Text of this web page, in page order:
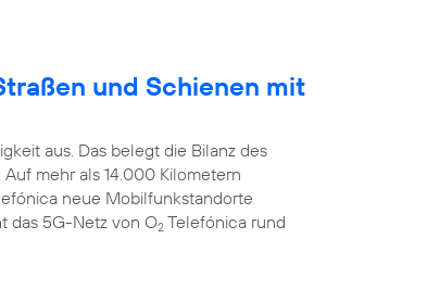
und Schienen mit
aus. Das belegt die Bilanz des
mehr als 14.000 Kilometern
neue Mobilfunkstandorte
das 5G-Netz von O2 Telefónica rund